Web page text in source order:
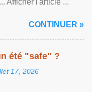
Afficher l'article ...
CONTINUER »
été "safe" ?
17, 2026